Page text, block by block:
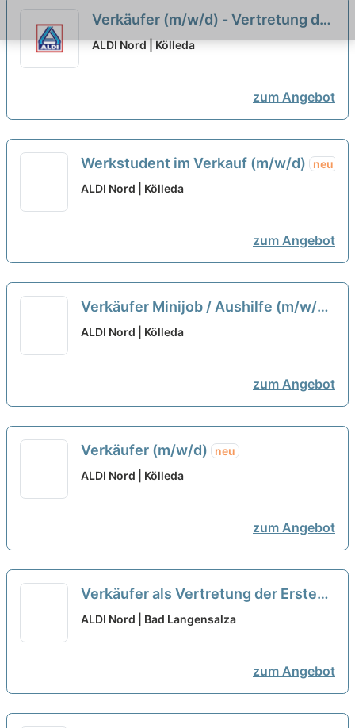
Verkäufer (m/w/d) - Vertretung der
Ersten Kraft (m/w/d) neu
ALDI Nord | Kölleda
zum Angebot
Werkstudent im Verkauf (m/w/d)
neu
ALDI Nord | Kölleda
zum Angebot
Verkäufer Minijob / Aushilfe (m/w/d)
neu
ALDI Nord | Kölleda
zum Angebot
Verkäufer (m/w/d) neu
ALDI Nord | Kölleda
zum Angebot
Verkäufer als Vertretung der
Ersten Kraft (m/w/d)
ALDI Nord | Bad Langensalza
zum Angebot